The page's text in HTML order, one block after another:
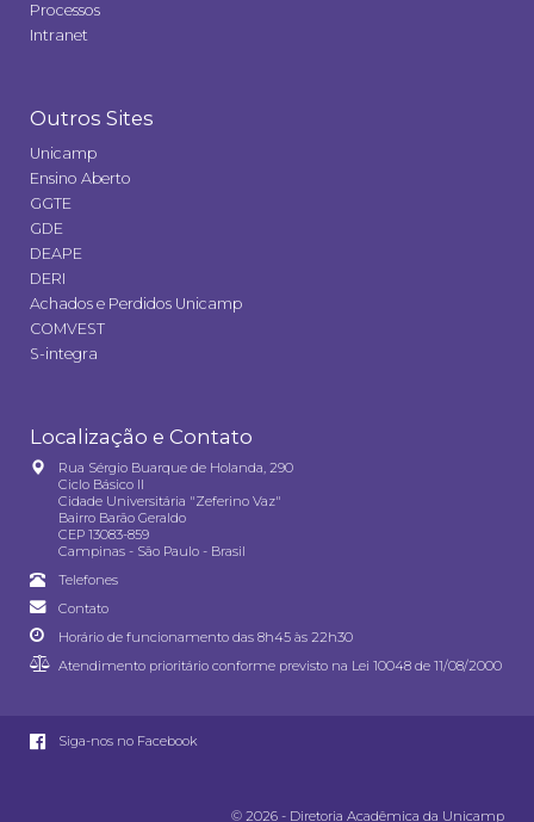
Processos
Intranet
Outros Sites
Unicamp
Ensino Aberto
GGTE
GDE
DEAPE
DERI
Achados e Perdidos Unicamp
COMVEST
S-integra
Localização e Contato
Rua Sérgio Buarque de Holanda, 290
Ciclo Básico II
Cidade Universitária "Zeferino Vaz"
Bairro Barão Geraldo
CEP 13083-859
Campinas - São Paulo - Brasil
Telefones
Contato
Horário de funcionamento das 8h45 às 22h30
Atendimento prioritário conforme previsto na Lei 10048 de 11/08/2000
Siga-nos no Facebook
© 2026 - Diretoria Acadêmica da Unicamp